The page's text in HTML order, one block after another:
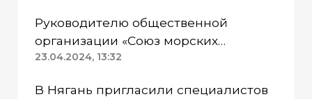
Руководителю общественной
организации «Союз морских
пехотинцев» Югры вынесли
23.04.2024, 13:32
В Нягань пригласили специалистов